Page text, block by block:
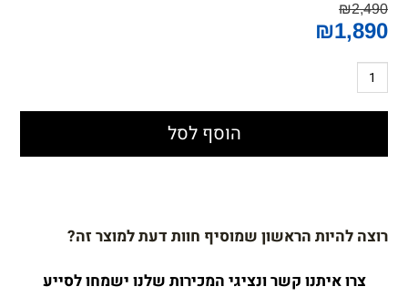
₪2,490
₪1,890
הוסף לסל
רוצה להיות הראשון שמוסיף חוות דעת למוצר זה?
צרו איתנו קשר ונציגי המכירות שלנו ישמחו לסייע